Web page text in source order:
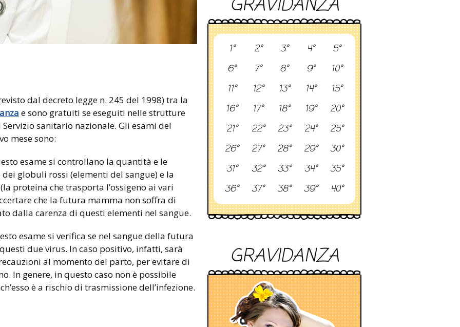
dal decreto legge n. 245 del 1998) tra la
e sono gratuiti se eseguiti nelle strutture
sanitario nazionale. Gli esami del
mese sono:
esame si controllano la quantità e le
globuli rossi (elementi del sangue) e la
proteina che trasporta l’ossigeno ai vari
che la futura mamma non soffra di
dalla carenza di questi elementi nel sangue.
esame si verifica se nel sangue della futura
due virus. In caso positivo, infatti, sarà
al momento del parto, per evitare di
In genere, in questo caso non è possibile
è a rischio di trasmissione dell’infezione.
GRAVIDANZA
1° 2° 3° 4°
5°
6°
7° 8° 9°
10°
11°
12° 13° 14°
15°
16°
17° 18° 19°
20°
21°
22° 23° 24°
25°
26°
27° 28° 29°
30°
31°
32° 33° 34°
35°
36°
37° 38° 39° 40°
GRAVIDANZA